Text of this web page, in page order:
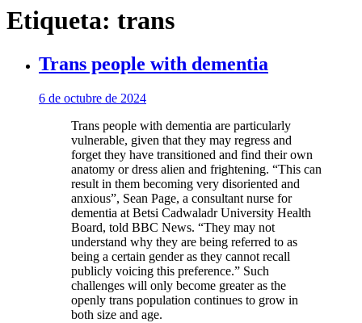
Etiqueta: trans
Trans people with dementia
6 de octubre de 2024
Trans people with dementia are particularly
vulnerable, given that they may regress and
forget they have transitioned and find their own
anatomy or dress alien and frightening. “This can
result in them becoming very disoriented and
anxious”, Sean Page, a consultant nurse for
dementia at Betsi Cadwaladr University Health
Board, told BBC News. “They may not
understand why they are being referred to as
being a certain gender as they cannot recall
publicly voicing this preference.” Such
challenges will only become greater as the
openly trans population continues to grow in
both size and age.